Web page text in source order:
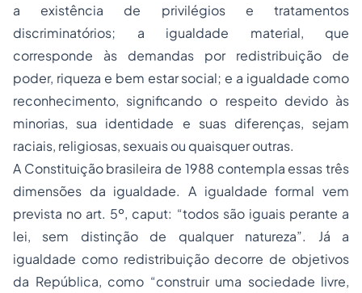
a existência de privilégios e tratamentos
discriminatórios; a igualdade material, que
corresponde às demandas por redistribuição de
poder, riqueza e bem estar social; e a igualdade como
reconhecimento, significando o respeito devido às
minorias, sua identidade e suas diferenças, sejam
raciais, religiosas, sexuais ou quaisquer outras.
A Constituição brasileira de 1988 contempla essas três
dimensões da igualdade. A igualdade formal vem
prevista no art. 5º, caput: “todos são iguais perante a
lei, sem distinção de qualquer natureza”. Já a
igualdade como redistribuição decorre de objetivos
da República, como “construir uma sociedade livre,